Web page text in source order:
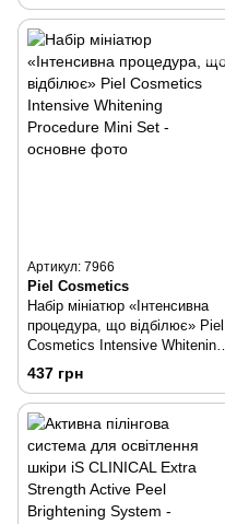
Артикул: 7966
Piel Cosmetics
Набір мініатюр «Інтенсивна
процедура, що відбілює» Piel
Cosmetics Intensive Whitening
Procedure Mini Set
437 грн